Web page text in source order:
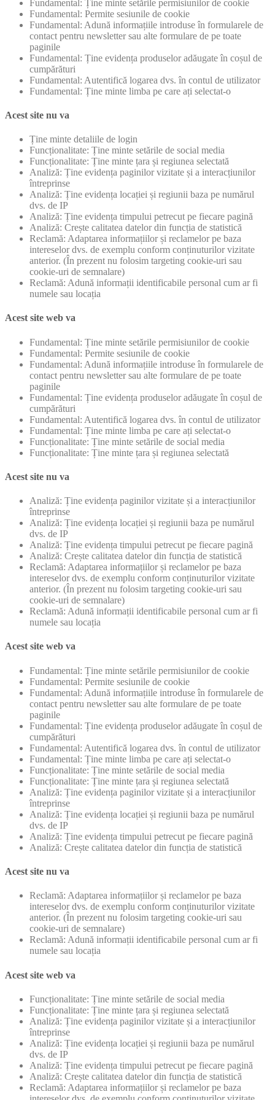
Fundamental: Ține minte setările permisiunilor de cookie
Fundamental: Permite sesiunile de cookie
Fundamental: Adună informațiile introduse în formularele de
contact pentru newsletter sau alte formulare de pe toate
paginile
Fundamental: Ține evidența produselor adăugate în coșul de
cumpărături
Fundamental: Autentifică logarea dvs. în contul de utilizator
Fundamental: Ține minte limba pe care ați selectat-o
Acest site nu va
Ține minte detaliile de login
Funcționalitate: Ține minte setările de social media
Funcționalitate: Ține minte țara și regiunea selectată
Analiză: Ține evidența paginilor vizitate și a interacțiunilor
întreprinse
Analiză: Ține evidența locației și regiunii baza pe numărul
dvs. de IP
Analiză: Ține evidența timpului petrecut pe fiecare pagină
Analiză: Crește calitatea datelor din funcția de statistică
Reclamă: Adaptarea informațiilor și reclamelor pe baza
intereselor dvs. de exemplu conform conținuturilor vizitate
anterior. (În prezent nu folosim targeting cookie-uri sau
cookie-uri de semnalare)
Reclamă: Adună informații identificabile personal cum ar fi
numele sau locația
Acest site web va
Fundamental: Ține minte setările permisiunilor de cookie
Fundamental: Permite sesiunile de cookie
Fundamental: Adună informațiile introduse în formularele de
contact pentru newsletter sau alte formulare de pe toate
paginile
Fundamental: Ține evidența produselor adăugate în coșul de
cumpărături
Fundamental: Autentifică logarea dvs. în contul de utilizator
Fundamental: Ține minte limba pe care ați selectat-o
Funcționalitate: Ține minte setările de social media
Funcționalitate: Ține minte țara și regiunea selectată
Acest site nu va
Analiză: Ține evidența paginilor vizitate și a interacțiunilor
întreprinse
Analiză: Ține evidența locației și regiunii baza pe numărul
dvs. de IP
Analiză: Ține evidența timpului petrecut pe fiecare pagină
Analiză: Crește calitatea datelor din funcția de statistică
Reclamă: Adaptarea informațiilor și reclamelor pe baza
intereselor dvs. de exemplu conform conținuturilor vizitate
anterior. (În prezent nu folosim targeting cookie-uri sau
cookie-uri de semnalare)
Reclamă: Adună informații identificabile personal cum ar fi
numele sau locația
Acest site web va
Fundamental: Ține minte setările permisiunilor de cookie
Fundamental: Permite sesiunile de cookie
Fundamental: Adună informațiile introduse în formularele de
contact pentru newsletter sau alte formulare de pe toate
paginile
Fundamental: Ține evidența produselor adăugate în coșul de
cumpărături
Fundamental: Autentifică logarea dvs. în contul de utilizator
Fundamental: Ține minte limba pe care ați selectat-o
Funcționalitate: Ține minte setările de social media
Funcționalitate: Ține minte țara și regiunea selectată
Analiză: Ține evidența paginilor vizitate și a interacțiunilor
întreprinse
Analiză: Ține evidența locației și regiunii baza pe numărul
dvs. de IP
Analiză: Ține evidența timpului petrecut pe fiecare pagină
Analiză: Crește calitatea datelor din funcția de statistică
Acest site nu va
Reclamă: Adaptarea informațiilor și reclamelor pe baza
intereselor dvs. de exemplu conform conținuturilor vizitate
anterior. (În prezent nu folosim targeting cookie-uri sau
cookie-uri de semnalare)
Reclamă: Adună informații identificabile personal cum ar fi
numele sau locația
Acest site web va
Funcționalitate: Ține minte setările de social media
Funcționalitate: Ține minte țara și regiunea selectată
Analiză: Ține evidența paginilor vizitate și a interacțiunilor
întreprinse
Analiză: Ține evidența locației și regiunii baza pe numărul
dvs. de IP
Analiză: Ține evidența timpului petrecut pe fiecare pagină
Analiză: Crește calitatea datelor din funcția de statistică
Reclamă: Adaptarea informațiilor și reclamelor pe baza